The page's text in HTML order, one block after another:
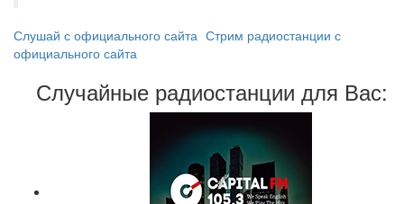
Слушай с официального сайта Стрим радиостанции с
официального сайта
Случайные радиостанции для Вас: